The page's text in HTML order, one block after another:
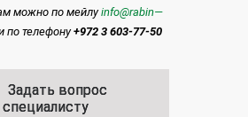
можно по мейлуinfo@rabin—
по телефону+972 3 603-77-50
Задать вопрос
специалисту